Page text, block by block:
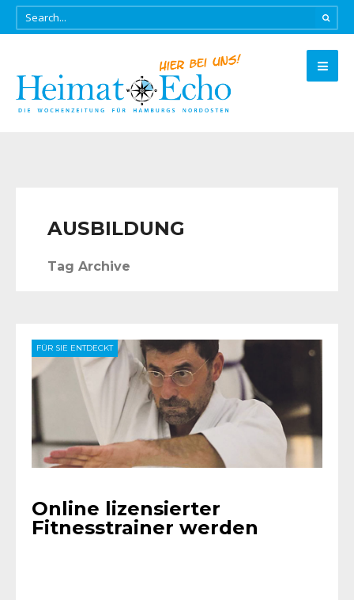
AUSBILDUNG
Tag Archive
FÜR SIE ENTDECKT
Online lizensierter
Fitnesstrainer werden